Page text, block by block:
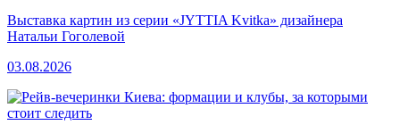
Выставка картин из серии «JYTTIA Kvitka» дизайнера
Натальи Гоголевой
03.08.2026